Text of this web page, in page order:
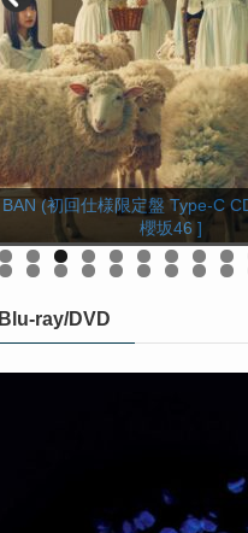
BAN (初回仕様限定盤 Type-A
櫻坂46 ]
BAN (初回仕様限定盤 Type-B
櫻坂46 ]
BAN (初回仕様限定盤 Type-C
櫻坂46 ]
BAN (初回仕様限定盤 Type-D
櫻坂46 ]
【楽天ブックス限定先着特典】
(ステッカー(楽天ブックス絵柄
4 5 6 7 8 9 0 1 2
Blu-ray/DVD